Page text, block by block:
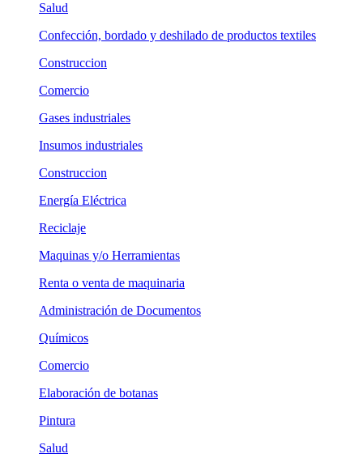
Salud
Confección, bordado y deshilado de productos textiles
Construccion
Comercio
Gases industriales
Insumos industriales
Construccion
Energía Eléctrica
Reciclaje
Maquinas y/o Herramientas
Renta o venta de maquinaria
Administración de Documentos
Químicos
Comercio
Elaboración de botanas
Pintura
Salud